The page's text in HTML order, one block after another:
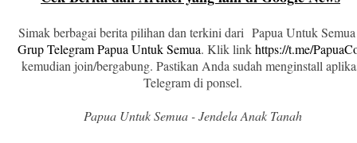
Simak berbagai berita pilihan dan terkini dari Papua Untuk
Grup Telegram Papua Untuk Semua. Klik linkhttps://t.me/
kemudian join/bergabung. Pastikan Anda sudah menginstall
Telegram di ponsel.
Papua Untuk Semua - Jendela Anak Tanah